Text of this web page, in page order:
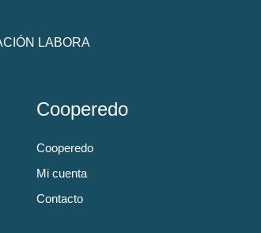
LABORA
Cooperedo
Cooperedo
Mi cuenta
Contacto